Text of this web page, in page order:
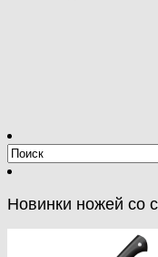
Новинки ножей со